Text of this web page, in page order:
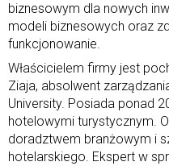
biznesowym dla nowych
modeli biznesowych oraz
funkcjonowanie.
Właścicielem firmy jest
Ziaja, absolwent
University. Posiada ponad
hotelowymi turystycznym.
doradztwem branżowym i
hotelarskiego. Ekspert w